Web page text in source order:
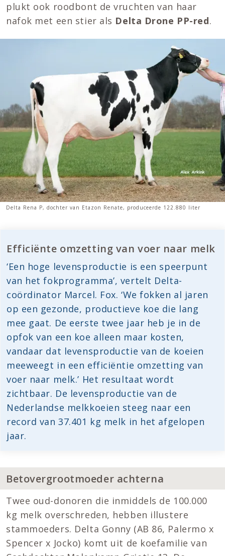
plukt ook roodbont de vruchten van haar
nafok met een stier als Delta Drone PP-red.
Delta Rena P, dochter van Etazon Renate, produceerde 122.880 liter
Efficiënte omzetting van voer naar melk
‘Een hoge levensproductie is een speerpunt
van het fokprogramma’, vertelt Delta-
coördinator Marcel. Fox. ‘We fokken al jaren
op een gezonde, productieve koe die lang
mee gaat. De eerste twee jaar heb je in de
opfok van een koe alleen maar kosten,
vandaar dat levensproductie van de koeien
meeweegt in een efficiëntie omzetting van
voer naar melk.’ Het resultaat wordt
zichtbaar. De levensproductie van de
Nederlandse melkkoeien steeg naar een
record van 37.401 kg melk in het afgelopen
jaar.
Betovergrootmoeder achterna
Twee oud-donoren die inmiddels de 100.000
kg melk overschreden, hebben illustere
stammoeders. Delta Gonny (AB 86, Palermo x
Spencer x Jocko) komt uit de koefamilie van